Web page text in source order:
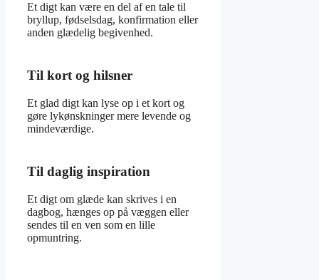
Et digt kan være en del af en tale til
bryllup, fødselsdag, konfirmation eller
anden glædelig begivenhed.
Til kort og hilsner
Et glad digt kan lyse op i et kort og
gøre lykønskninger mere levende og
mindeværdige.
Til daglig inspiration
Et digt om glæde kan skrives i en
dagbog, hænges op på væggen eller
sendes til en ven som en lille
opmuntring.